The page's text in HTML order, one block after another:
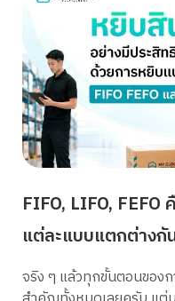
FIFO, LIFO,
แต่ละแบบแตกต่างกั
จริง ๆ แล้วทุกขั้นตอนของ